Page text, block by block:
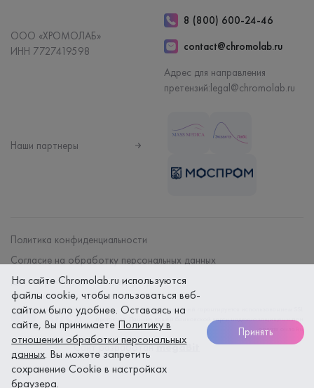
ООО «ХРОМОЛАБ»
ИНН 7727419598
8 (800) 600-24-46
contact@chromolab.ru
Адрес для направления
претензий:legal@chromolab.ru
Наши партнеры
Политика конфиденциальности
Согласие на обработку персональных данных
Договор на оказание мед. услуг
Безопасность платежей гарантируется использованием SSL
протокола. Данные вашей банковской карты надежно защищены при
оплате онлайн
Сайт разработанmegaBit
На сайте Chromolab.ru используются
файлы cookie, чтобы пользоваться веб-
сайтом было удобнее. Оставаясь на
сайте, Вы принимаете Политику в
отношении обработки персональных
данных. Вы можете запретить
сохранение Cookie в настройках
браузера.
Принять